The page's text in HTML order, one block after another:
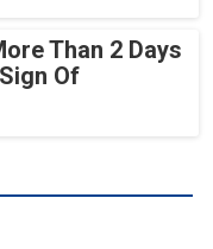
Than 2 Days
Of